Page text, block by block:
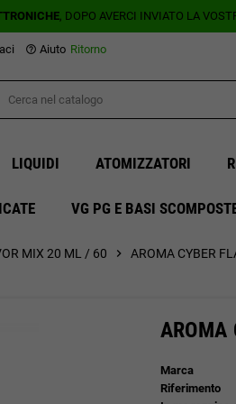
, DOPO AVERCI INVIATO LA
help_outline Aiuto Ritorno
LIQUIDI ATOMIZZATORI
VG PG E BASI
MIX 20 ML / 60 chevron_right AROMA CYBER
AROMA
Marca
Riferimento